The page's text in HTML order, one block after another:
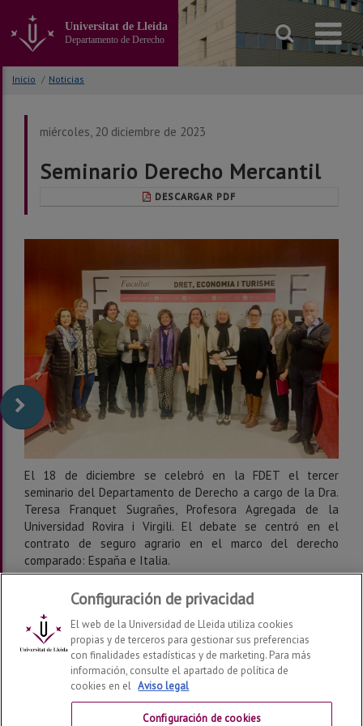
contenido
principal
Universitat de Lleida
Departamento de Derecho
Inicio / Noticias
miércoles, 20 diciembre de 2023
Seminario Derecho Mercantil
DESCARGAR PDF
El 18 de diciembre se celebró en la FDET el tercer
seminario del Departamento de Derecho a cargo de la Dra.
Teresa Franquet Sugrañes, Profesora Agregada de la
Universidad Rovira i Virgili. El debate se centró en el
contrato de seguro agrario en el marco del derecho
comparado: España e Italia.
Departamento de Derecho2026
Configuración de privacidad
El web de la Universidad de Lleida utiliza cookies
propias y de terceros para gestionar sus preferencias
con finalidades estadísticas y de marketing. Para más
información, consulte el apartado de política de
cookies en el Aviso legal
Configuración de cookies